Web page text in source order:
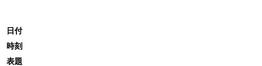
日付
時刻
表題